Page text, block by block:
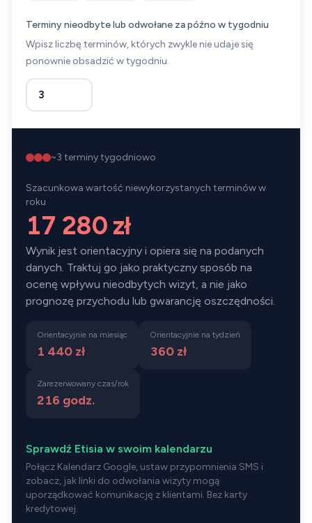
Terminy nieodbyte lub odwołane za późno w tygodniu
Wpisz liczbę terminów, których zwykle nie udaje się
ponownie obsadzić w tygodniu.
~3 terminy tygodniowo
Szacunkowa wartość niewykorzystanych terminów w
roku
17 280 zł
Wynik jest orientacyjny i opiera się na podanych
danych. Traktuj go jako praktyczny sposób na
ocenę wpływu nieodbytych wizyt, a nie jako
prognozę przychodu lub gwarancję oszczędności.
Orientacyjnie na miesiąc
1 440 zł
Orientacyjnie na tydzień
360 zł
Zarezerwowany czas/rok
216 godz.
Sprawdź Etisia w swoim kalendarzu
Połącz Kalendarz Google, ustaw przypomnienia SMS i
zobacz, jak linki do odwołania wizyty mogą
uporządkować komunikację z klientami. Bez karty
kredytowej.